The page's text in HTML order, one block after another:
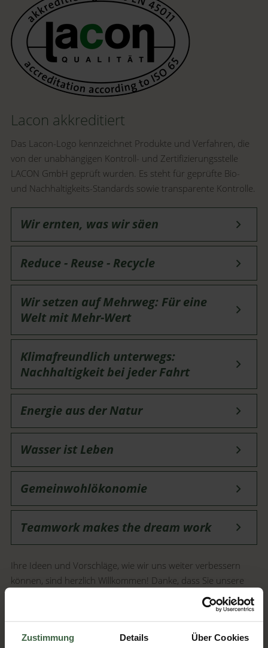
Zustimmung Details Über Cookies
Lacon akkreditiert
Das Lacon-Logo kennzeichnet Produkte und Verfahren, die
von der unabhängigen Kontroll- und Zertifizierungsstelle
LACON GmbH geprüft wurden. Es steht für geprüfte Bio-
und Nachhaltigkeits-Standards sowie transparente Kontrolle.
Wir ernten, was wir säen
Mit unsererBienen-Blumenwiese, Nützlingshäusern,
Nistkästen und unseremStreuobst-Wiesen-Erlebnisweg
zum Thema Biodiversität wollen wir die Biodiversität
weiter unterstützen. Als Bio Austria Gold Partner
beziehen wir mindestens 90% aller Lebensmittel und
Getränke in Bio-Qualität und sind stolz
Reduce - Reuse - Recycle
Wir setzen auf Mehrweg: Für eine
Welt mit Mehr-Wert
Klimafreundlich unterwegs:
Nachhaltigkeit bei jeder Fahrt
Energie aus der Natur
Wasser ist Leben
Gemeinwohlökonomie
Teamwork makes the dream work
Ihre Ideen und Vorschläge, wie wir uns weiter verbessern
können, sind herzlich Willkommen! Danke, dass Sie unsere